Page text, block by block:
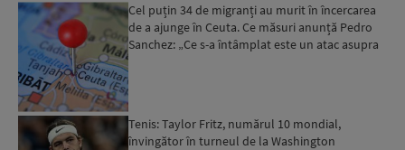
Cel puțin 34 de migranți au murit în încercarea
de a ajunge în Ceuta. Ce măsuri anunță Pedro
Sanchez: „Ce s-a întâmplat este un atac asupra
Tenis: Taylor Fritz, numărul 10 mondial,
învingător în turneul de la Washington